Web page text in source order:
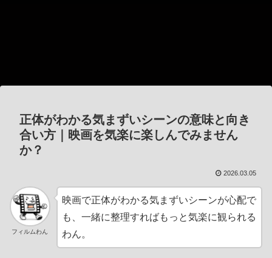
正体がわかる気まずいシーンの意味と向き
合い方｜映画を気楽に楽しんでみません
か？
2026.03.05
フィルムわん
映画で正体がわかる気まずいシーンが心配で
も、一緒に整理すればもっと気楽に観られる
わん。